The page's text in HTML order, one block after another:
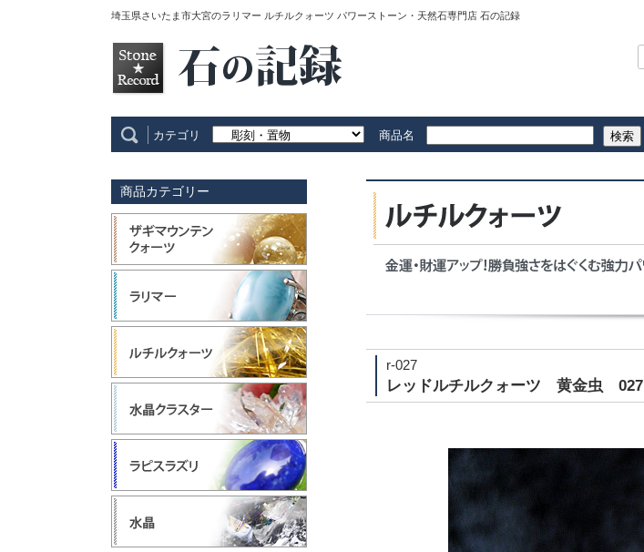
埼玉県さいたま市大宮のラリマー ルチルクォーツ パワーストーン・天然石専門店 石の記録
カテゴリ 商品名 検索
r-027
レッドルチルクォーツ 黄金虫 027
商品カテゴリー